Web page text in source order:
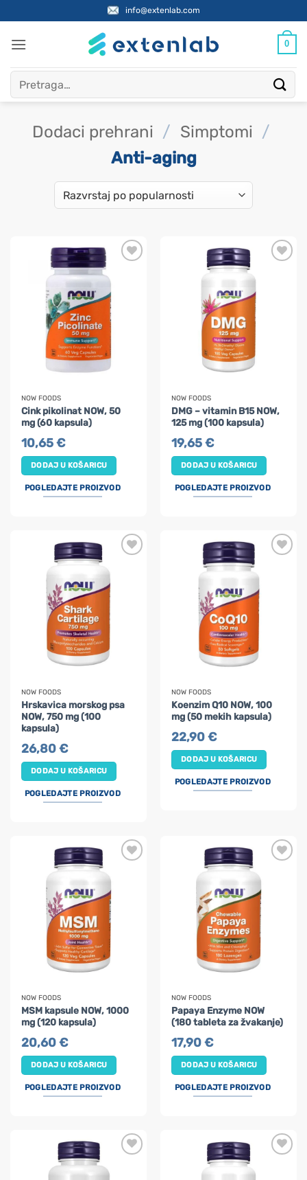
to
content
info@extenlab.com
0
Pretraži:
Dodaci prehrani / Simptomi /
Anti-aging
NOW FOODS
Cink pikolinat NOW, 50
mg (60 kapsula)
10,65€
DODAJ U KOŠARICU
POGLEDAJTE PROIZVOD
NOW FOODS
DMG – vitamin B15 NOW,
125 mg (100 kapsula)
19,65€
DODAJ U KOŠARICU
POGLEDAJTE PROIZVOD
NOW FOODS
Hrskavica morskog psa
NOW, 750 mg (100
kapsula)
26,80€
DODAJ U KOŠARICU
POGLEDAJTE PROIZVOD
NOW FOODS
Koenzim Q10 NOW, 100
mg (50 mekih kapsula)
22,90€
DODAJ U KOŠARICU
POGLEDAJTE PROIZVOD
NOW FOODS
MSM kapsule NOW, 1000
mg (120 kapsula)
20,60€
DODAJ U KOŠARICU
POGLEDAJTE PROIZVOD
NOW FOODS
Papaya Enzyme NOW
(180 tableta za žvakanje)
17,90€
DODAJ U KOŠARICU
POGLEDAJTE PROIZVOD